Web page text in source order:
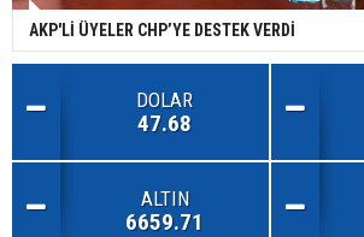
AKP'Lİ ÜYELER CHP’YE DESTEK VERDİ
DOLAR
47.68
ALTIN
6659.71